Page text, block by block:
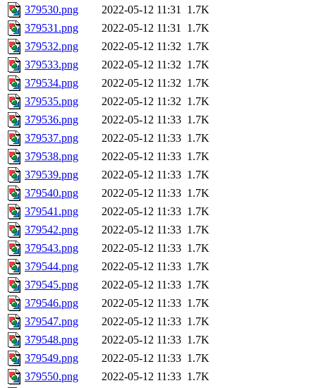
379530.png
2022-05-12 11:31 1.7K
379531.png
2022-05-12 11:31 1.7K
379532.png
2022-05-12 11:32 1.7K
379533.png
2022-05-12 11:32 1.7K
379534.png
2022-05-12 11:32 1.7K
379535.png
2022-05-12 11:32 1.7K
379536.png
2022-05-12 11:33 1.7K
379537.png
2022-05-12 11:33 1.7K
379538.png
2022-05-12 11:33 1.7K
379539.png
2022-05-12 11:33 1.7K
379540.png
2022-05-12 11:33 1.7K
379541.png
2022-05-12 11:33 1.7K
379542.png
2022-05-12 11:33 1.7K
379543.png
2022-05-12 11:33 1.7K
379544.png
2022-05-12 11:33 1.7K
379545.png
2022-05-12 11:33 1.7K
379546.png
2022-05-12 11:33 1.7K
379547.png
2022-05-12 11:33 1.7K
379548.png
2022-05-12 11:33 1.7K
379549.png
2022-05-12 11:33 1.7K
379550.png
2022-05-12 11:33 1.7K